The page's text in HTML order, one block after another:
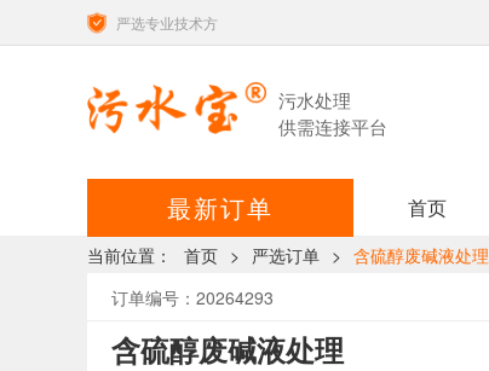
严选专业技术方
污水处理
供需连接平台
最新订单 首页
当前位置： 首页 > 严选订单 > 含硫醇废碱液处理
订单编号：20264293
含硫醇废碱液处理